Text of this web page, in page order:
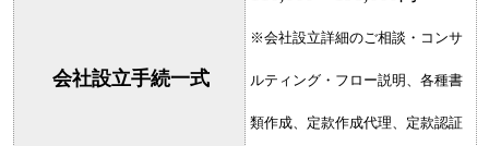
会社設立手続一式
※会社設立詳細のご相談・コンサ
ルティング・フロー説明、各種書
類作成、定款作成代理、定款認証